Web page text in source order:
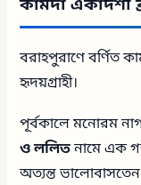
কামদা একাদশী
বরাহপুরাণে বর্ণিত
হৃদয়গ্রাহী।
পূর্বকালে মনোরম
ও ললিতনামে এক
অত্যন্ত